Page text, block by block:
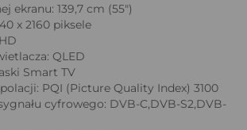
ekranu: 139,7 cm (55")
x 2160 piksele
QLED
Smart TV
PQI (Picture Quality Index) 3100
cyfrowego: DVB-C,DVB-S2,DVB-